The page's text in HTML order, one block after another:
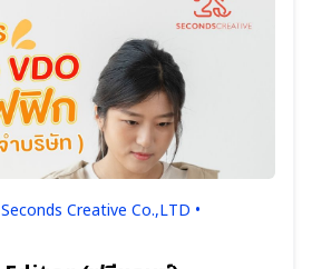
Creative Co.,LTD •